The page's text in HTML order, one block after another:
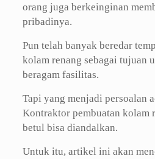
orang juga berkeinginan
pribadinya.
Pun telah banyak beredar
kolam renang sebagai tujuan
beragam fasilitas.
Tapi yang menjadi persoalan
Kontraktor pembuatan kolam
betul bisa diandalkan.
Untuk itu, artikel ini akan